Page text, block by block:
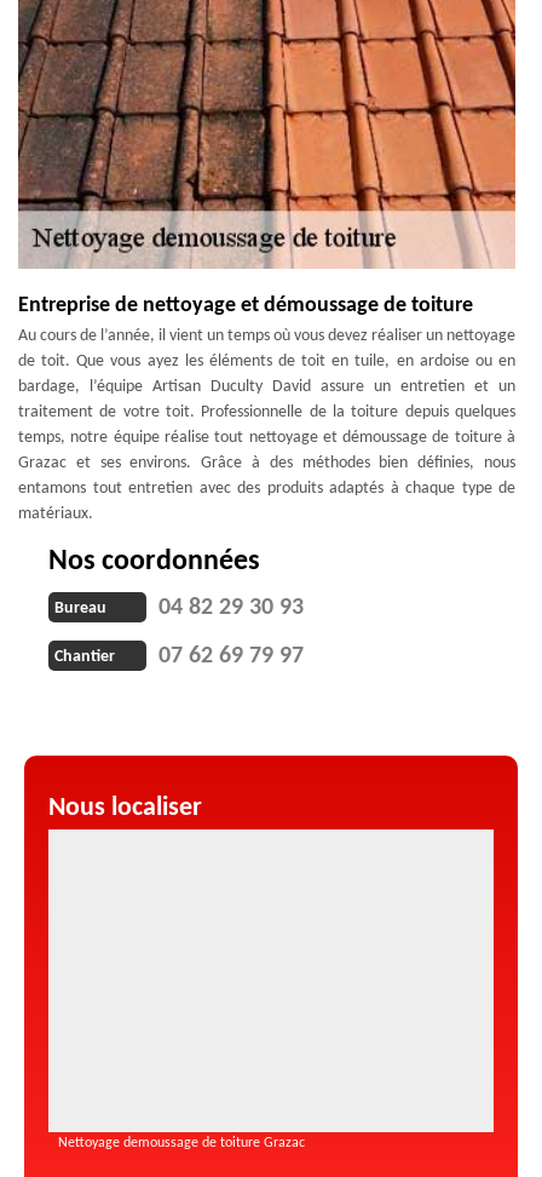
Entreprise de nettoyage et démoussage de toiture
Au cours de l’année, il vient un temps où vous devez réaliser un nettoyage
de toit. Que vous ayez les éléments de toit en tuile, en ardoise ou en
bardage, l’équipe Artisan Duculty David assure un entretien et un
traitement de votre toit. Professionnelle de la toiture depuis quelques
temps, notre équipe réalise tout nettoyage et démoussage de toiture à
Grazac et ses environs. Grâce à des méthodes bien définies, nous
entamons tout entretien avec des produits adaptés à chaque type de
matériaux.
Nos coordonnées
Bureau 04 82 29 30 93
Chantier 07 62 69 79 97
Nous localiser
Nettoyage demoussage de toiture Grazac